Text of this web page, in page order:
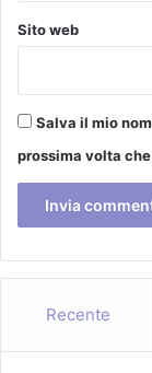
t
o
l
’
a
c
Sito web
Salva il mio
prossima volta
Recente